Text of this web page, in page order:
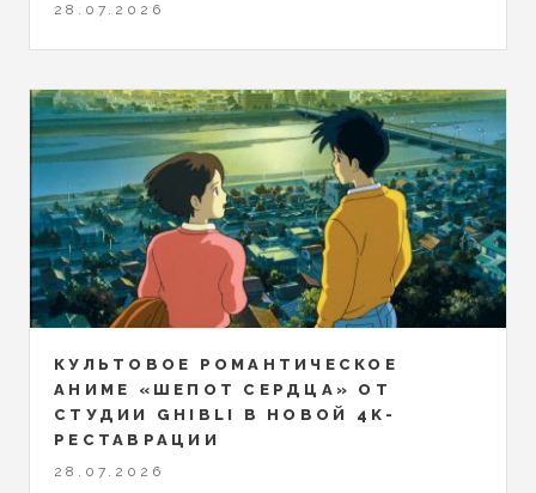
28.07.2026
КУЛЬТОВОЕ РОМАНТИЧЕСКОЕ
АНИМЕ «ШЕПОТ СЕРДЦА» ОТ
СТУДИИ GHIBLI В НОВОЙ 4K-
РЕСТАВРАЦИИ
28.07.2026